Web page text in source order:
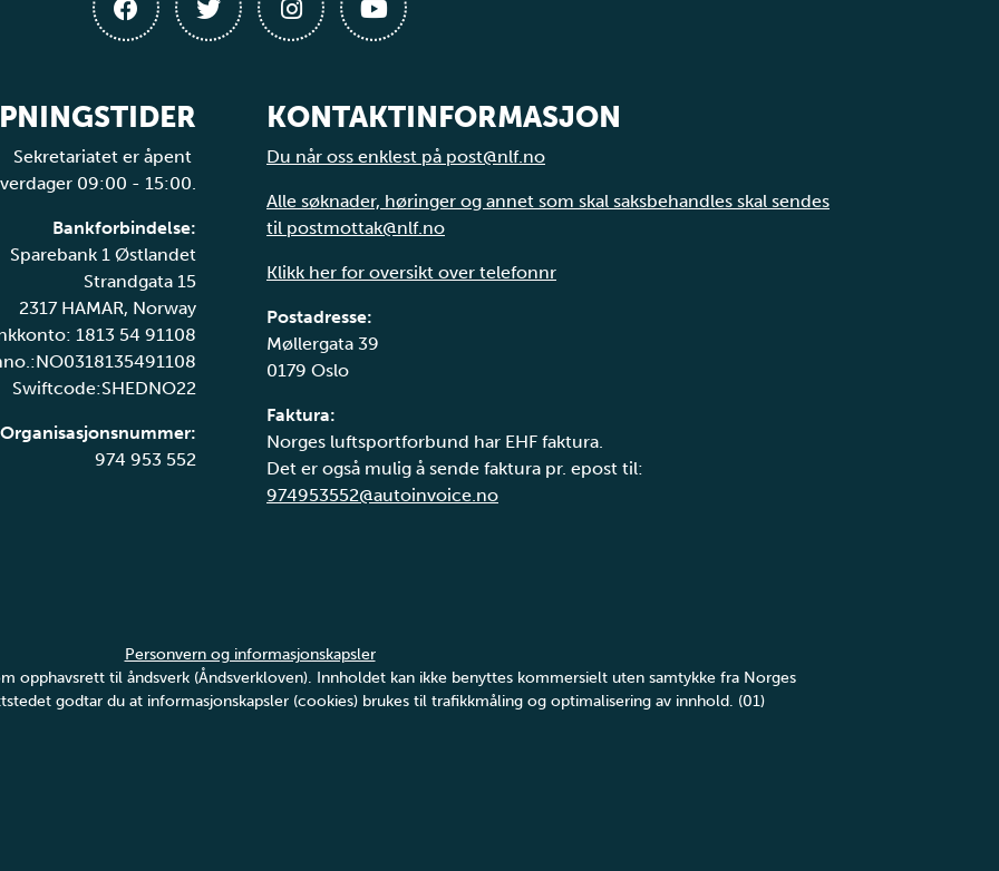
Sekretariatet er åpent
09:00 - 15:00.
Bankforbindelse:
Sparebank 1 Østlandet
Strandgata 15
2317 HAMAR, Norway
1813 54 91108
Swiftcode:SHEDNO22
Organisasjonsnummer:
974 953 552
KONTAKTINFORMASJON
Du når oss enklest på post@nlf.no
Alle søknader, høringer og annet som skal saksbehandles skal sendes
til postmottak@nlf.no
Klikk her for oversikt over telefonnr
Postadresse:
Møllergata 39
0179 Oslo
Faktura:
Norges luftsportforbund har EHF faktura.
Det er også mulig å sende faktura pr. epost til:
974953552@autoinvoice.no
Personvern og informasjonskapsler
opphavsrett til åndsverk (Åndsverkloven). Innholdet kan ikke benyttes kommersielt uten samtykke fra Norges
godtar du at informasjonskapsler (cookies) brukes til trafikkmåling og optimalisering av innhold. (01)